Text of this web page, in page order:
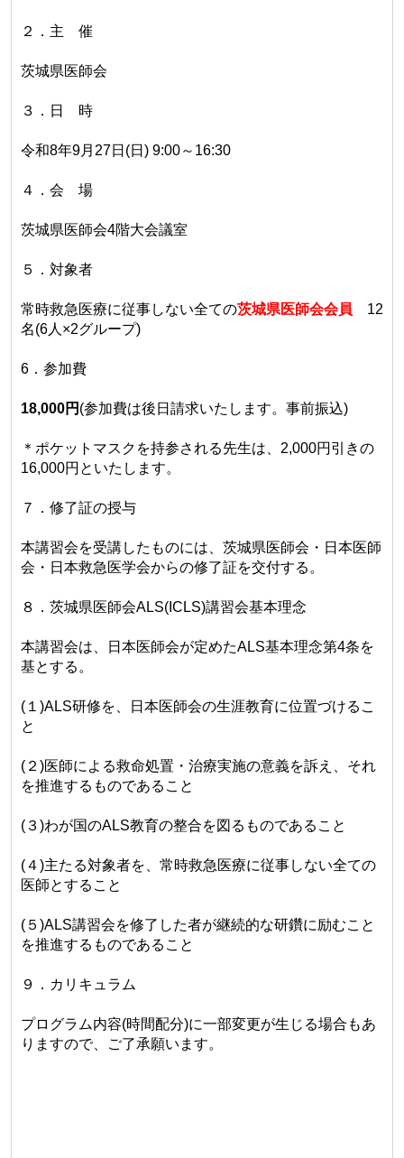
２．主 催
茨城県医師会
３．日 時
令和8年9月27日(日) 9:00～16:30
４．会 場
茨城県医師会4階大会議室
５．対象者
常時救急医療に従事しない全ての茨城県医師会会員 12
名(6人×2グループ)
6．参加費
18,000円 (参加費は後日請求いたします。事前振込)
＊ポケットマスクを持参される先生は、2,000円引きの
16,000円といたします。
７．修了証の授与
本講習会を受講したものには、茨城県医師会・日本医師
会・日本救急医学会からの修了証を交付する。
８．茨城県医師会ALS(ICLS)講習会基本理念
本講習会は、日本医師会が定めたALS基本理念第4条を
基とする。
(１)ALS研修を、日本医師会の生涯教育に位置づけるこ
と
(２)医師による救命処置・治療実施の意義を訴え、それ
を推進するものであること
(３)わが国のALS教育の整合を図るものであること
(４)主たる対象者を、常時救急医療に従事しない全ての
医師とすること
(５)ALS講習会を修了した者が継続的な研鑽に励むこと
を推進するものであること
９．カリキュラム
プログラム内容(時間配分)に一部変更が生じる場合もあ
りますので、ご了承願います。